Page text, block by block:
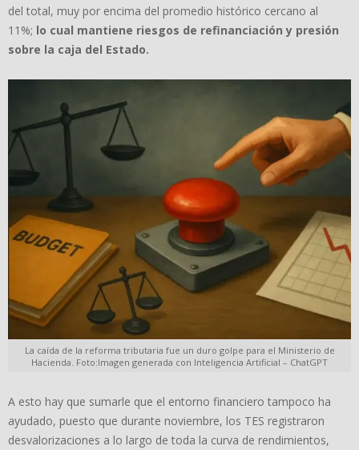
del total, muy por encima del promedio histórico cercano al
11%; lo cual mantiene riesgos de refinanciación y presión
sobre la caja del Estado.
La caída de la reforma tributaria fue un duro golpe para el Ministerio de
Hacienda. Foto:Imagen generada con Inteligencia Artificial – ChatGPT
A esto hay que sumarle que el entorno financiero tampoco ha
ayudado, puesto que durante noviembre, los TES registraron
desvalorizaciones a lo largo de toda la curva de rendimientos,